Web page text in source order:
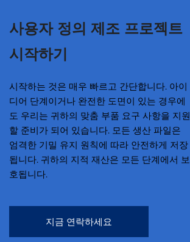
사용자 정의 제조 프로젝트
시작하기
시작하는 것은 매우 빠르고 간단합니다. 아이
디어 단계이거나 완전한 도면이 있는 경우에
도 우리는 귀하의 맞춤 부품 요구 사항을 지원
할 준비가 되어 있습니다. 모든 생산 파일은
엄격한 기밀 유지 원칙에 따라 안전하게 저장
됩니다. 귀하의 지적 재산은 모든 단계에서 보
호됩니다.
지금 연락하세요